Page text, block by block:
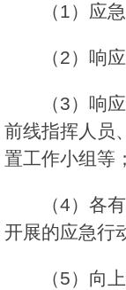
（1）应急
（2）响应
（3）响应
前线指挥人员
置工作小组等；
（4）各有
开展的应急行
（5）向上